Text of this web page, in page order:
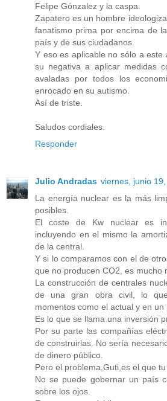
Felipe Gónzalez y la caspa.
Zapatero es un hombre
fanatismo prima por encima de
país y de sus ciudadanos.
Y eso es aplicable no sólo a este
su negativa a aplicar medidas
avaladas por todos los
enrocado en su autismo.
Así de triste.
Saludos cordiales.
Responder
Julio Andradas viernes, junio
La energía nuclear es la más
posibles.
El coste de Kw nuclear es
incluyendo en el mismo la
de la central.
Y si lo comparamos con el de
que no producen CO2, es mucho
La construcción de centrales
de una gran obra civil, lo
momentos como el actual y en un
Es lo que se llama una inversión
Por su parte las compañías
de construirlas. No sería
de dinero público.
Pero el problema,Guti,es el que tu
No se puede gobernar un país
sobre los ojos.